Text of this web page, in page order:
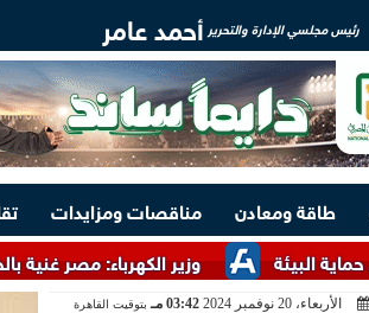
رئيس مجلسي الإدارة والتحرير أحمد عامر
طاقة ومعادن مناقصات ومزايدات
وزير الكهرباء: مصر غنية بالخامات
الأربعاء، 20 نوفمبر 2024 03:42 مـ بتوقيت القاهرة